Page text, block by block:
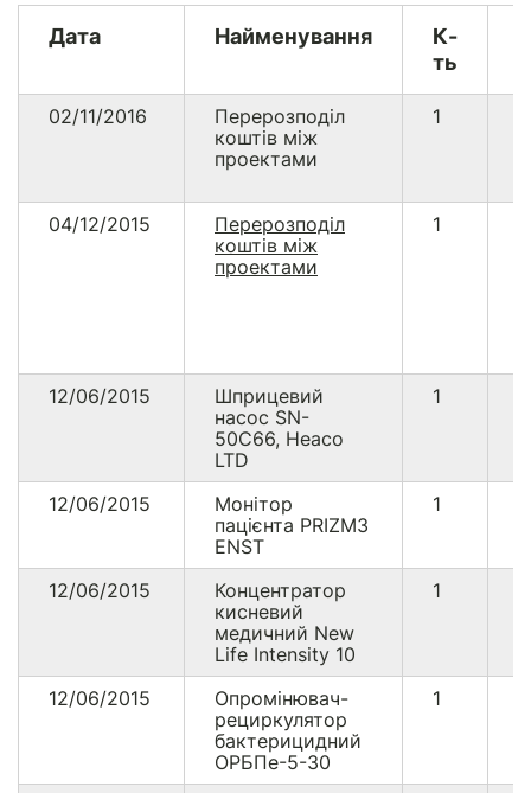
Дата Найменування
К-
ть
02/11/2016
Перерозподіл
коштів між
проектами
1
04/12/2015
Перерозподіл
коштів між
проектами
1
12/06/2015
Шприцевий
насос SN-
50C66, Heaco
LTD
1
12/06/2015
Монітор
пацієнта PRIZM3
ENST
1
12/06/2015
Концентратор
кисневий
медичний New
Life Intensity 10
1
12/06/2015
Опромінювач-
рециркулятор
бактерицидний
ОРБПе-5-30
1